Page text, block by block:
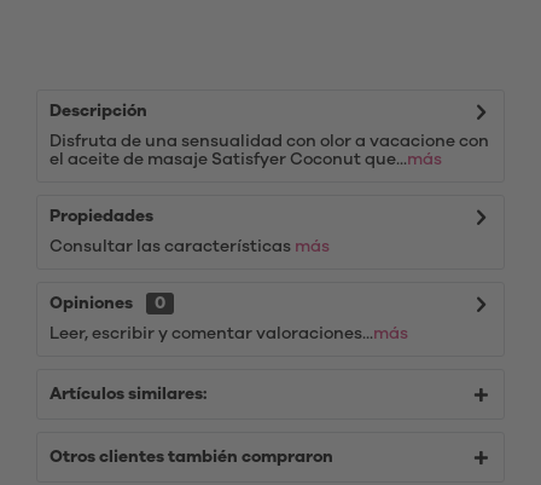
Descripción
Disfruta de una sensualidad con olor a vacacione con
el aceite de masaje Satisfyer Coconut que...más
Propiedades
Consultar las características más
Opiniones
0
Leer, escribir y comentar valoraciones...más
Artículos similares:
Otros clientes también compraron